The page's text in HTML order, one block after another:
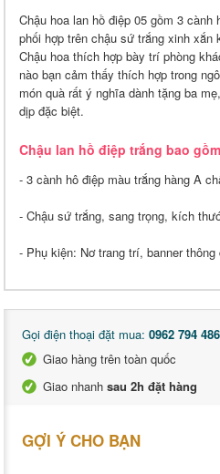
Chậu hoa lan hồ điệp 05 gồm 3
phối hợp trên chậu sứ trắng xinh xắn
Chậu hoa thích hợp bày trí phòng
nào bạn cảm thấy thích hợp trong
món quà rất ý nghĩa dành tặng ba
dịp đặc biệt.
Chậu lan hồ điệp trắng bao gồm
- 3 cành hô điệp màu trắng hàng A
- Chậu sứ trắng, sang trọng, kích
- Phụ kiện: Nơ trang trí, banner
Gọi điện thoại đặt mua: 0962 794 486
Giao hàng trên toàn quốc
Giao nhanh sau 2h đặt hàng
GỢI Ý CHO BẠN